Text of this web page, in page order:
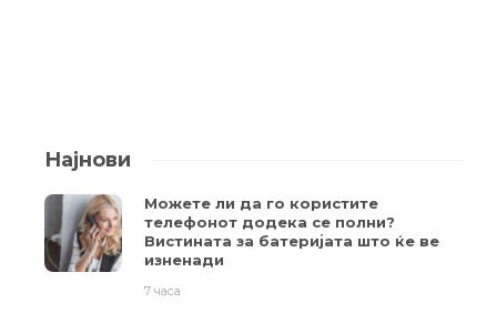
Најнови
Можете ли да го користите
телефонот додека се полни?
Вистината за батеријата што ќе ве
изненади
7 часа